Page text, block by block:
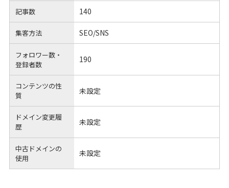
記事数 140
集客方法 SEO/SNS
フォロワー数・
登録者数
190
コンテンツの性
質
未設定
ドメイン変更履
歴
未設定
中古ドメインの
使用
未設定